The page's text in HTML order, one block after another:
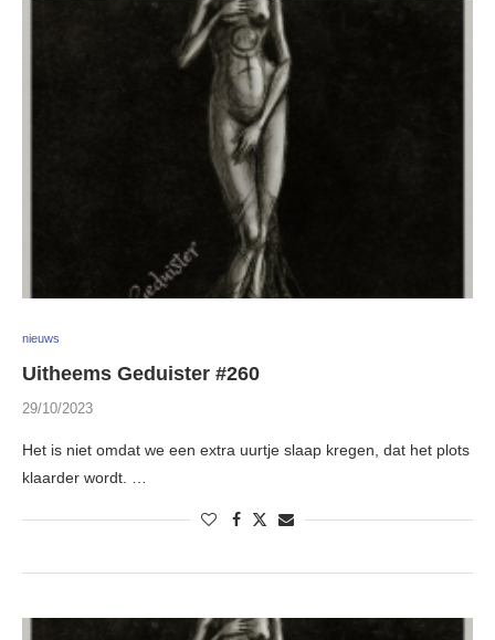
nieuws
Uitheems Geduister #260
29/10/2023
Het is niet omdat we een extra uurtje slaap kregen, dat het plots
klaarder wordt. …